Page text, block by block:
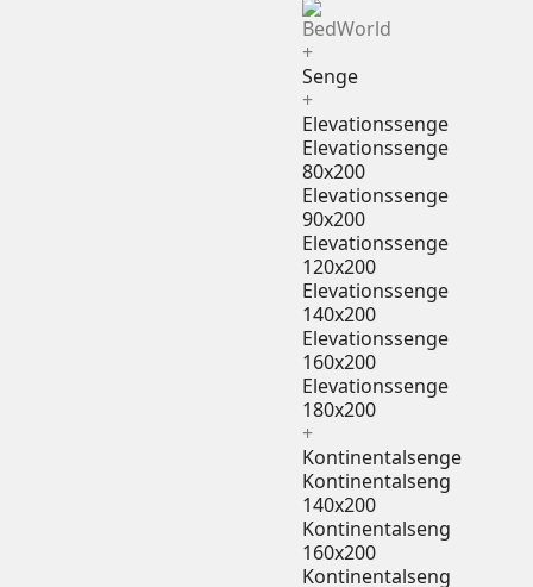
+
Senge
+
Elevationssenge
Elevationssenge
80x200
Elevationssenge
90x200
Elevationssenge
120x200
Elevationssenge
140x200
Elevationssenge
160x200
Elevationssenge
180x200
+
Kontinentalsenge
Kontinentalseng
140x200
Kontinentalseng
160x200
Kontinentalseng